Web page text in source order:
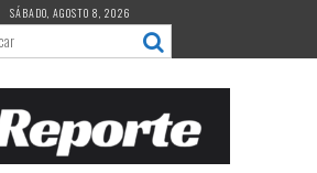
SÁBADO, AGOSTO 8, 2026